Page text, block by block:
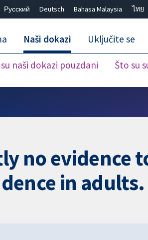
Русский Deutsch Bahasa Malaysia ไทย
Naši dokazi
naši dokazi pouzdani Što su
Uključite se
no evidence
in adults.